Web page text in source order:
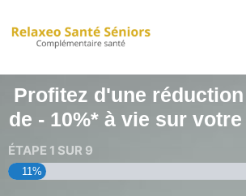
au
contenu
Profitez d'une
de - 10%* à vie sur
ÉTAPE 1 SUR 9
11%